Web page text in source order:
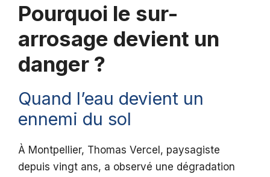
Pourquoi le sur-
arrosage devient un
danger ?
Quand l’eau devient un
ennemi du sol
À Montpellier, Thomas Vercel, paysagiste
depuis vingt ans, a observé une dégradation